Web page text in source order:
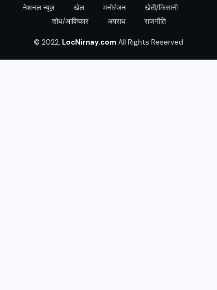
नेशनल न्यूज़
खेल मनोरंजन
खेती/किसानी
शोध/आविष्कार
अपराध राजनीति
© 2022, LocNirnay.com All Rights Reserved